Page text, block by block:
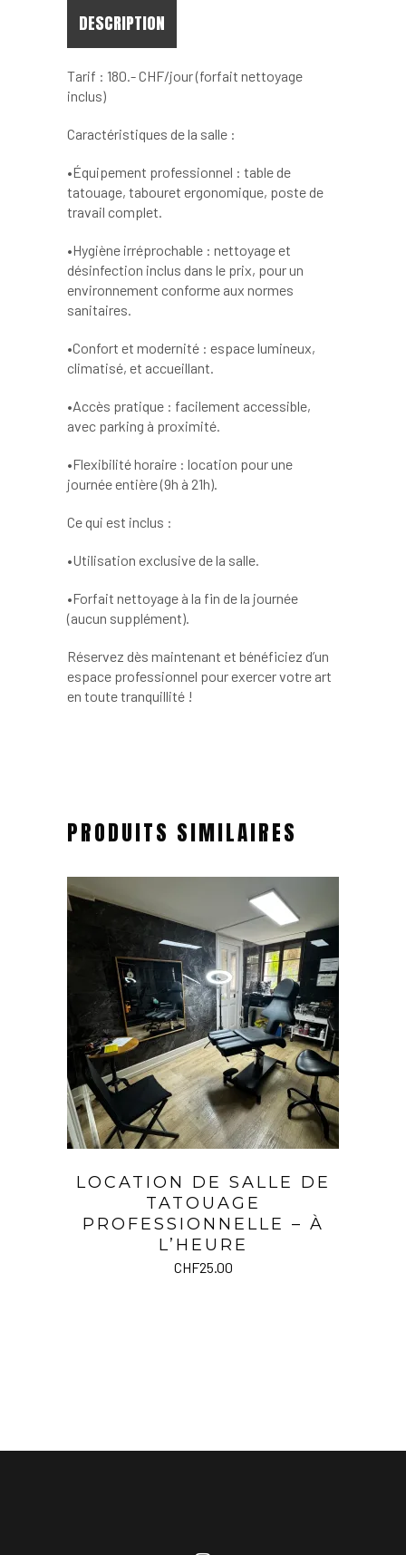
DESCRIPTION
Tarif : 180.- CHF/jour (forfait nettoyage
inclus)
Caractéristiques de la salle :
•Équipement professionnel : table de
tatouage, tabouret ergonomique, poste de
travail complet.
•Hygiène irréprochable : nettoyage et
désinfection inclus dans le prix, pour un
environnement conforme aux normes
sanitaires.
•Confort et modernité : espace lumineux,
climatisé, et accueillant.
•Accès pratique : facilement accessible,
avec parking à proximité.
•Flexibilité horaire : location pour une
journée entière (9h à 21h).
Ce qui est inclus :
•Utilisation exclusive de la salle.
•Forfait nettoyage à la fin de la journée
(aucun supplément).
Réservez dès maintenant et bénéficiez d’un
espace professionnel pour exercer votre art
en toute tranquillité !
PRODUITS SIMILAIRES
Ajouter au panier
LOCATION DE SALLE DE
TATOUAGE
PROFESSIONNELLE – À
L’HEURE
CHF25.00